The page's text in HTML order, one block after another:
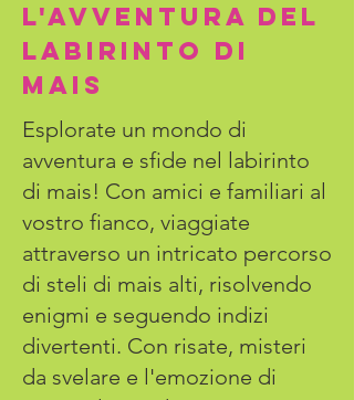
L'AVVENTURA DEL
LABIRINTO DI
MAIS
Esplorate un mondo di
avventura e sfide nel labirinto
di mais! Con amici e familiari al
vostro fianco, viaggiate
attraverso un intricato percorso
di steli di mais alti, risolvendo
enigmi e seguendo indizi
divertenti. Con risate, misteri
da svelare e l'emozione di